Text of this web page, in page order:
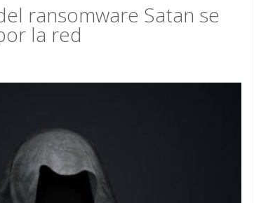
ransomware Satan se
la red